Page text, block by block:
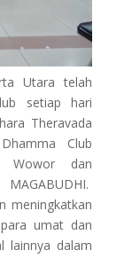
Utara telah
setiap hari
Theravada
Club
Wowor dan
meningkatkan
umat dan
lainnya dalam